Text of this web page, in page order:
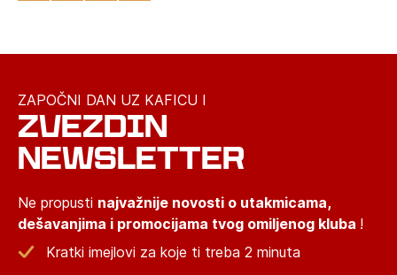
ZAPOČNI DAN UZ KAFICU I
ZVEZDIN
NEWSLETTER
Ne propusti najvažnije novosti o utakmicama,
dešavanjima i promocijama tvog omiljenog kluba !
Kratki imejlovi za koje ti treba 2 minuta